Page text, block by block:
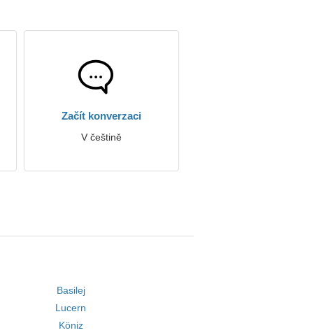
Začít konverzaci
V češtině
Basilej
Lucern
Köniz